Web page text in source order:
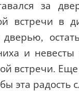
за
встречи в
дверью,
и
встречи. Еще
эта радость